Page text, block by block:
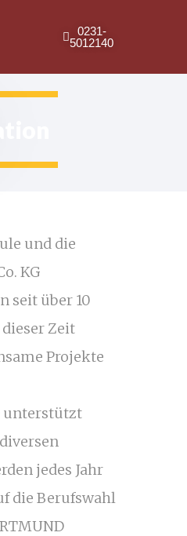
0231-
5012140
und die
KG
seit über 10
Zeit
Projekte
unterstützt
jedes Jahr
die Berufswahl